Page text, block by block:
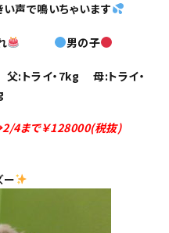
い声で鳴いちゃいます
男の子
ライ・7kg 母:トライ・
4まで￥128000(税抜)
ー